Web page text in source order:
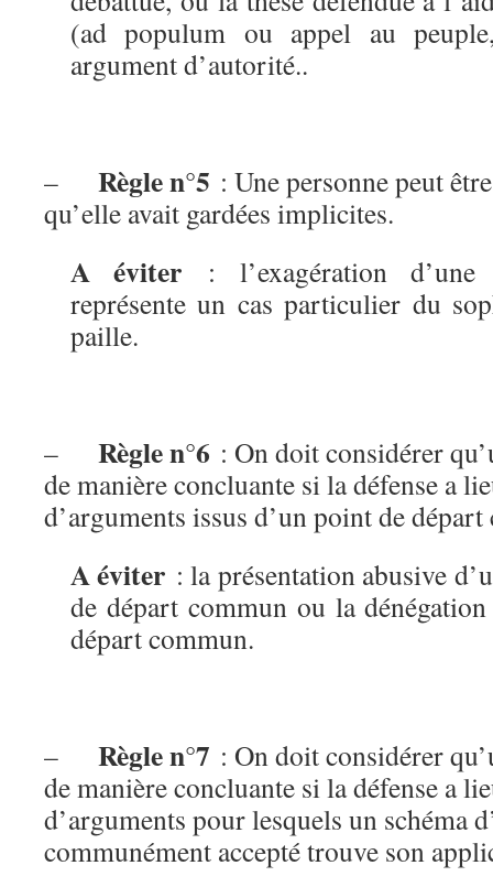
(ad populum ou appel au
argument d’autorité..
– Règle n°5 : Une personne peut
qu’elle avait gardées implicites.
A éviter : l’exagération d’une
représente un cas particulier du
paille.
– Règle n°6 : On doit considérer
de manière concluante si la défense a
d’arguments issus d’un point de
A éviter : la présentation abusive
de départ commun ou la
départ commun.
– Règle n°7 : On doit considérer
de manière concluante si la défense a
d’arguments pour lesquels un schéma
communément accepté trouve son